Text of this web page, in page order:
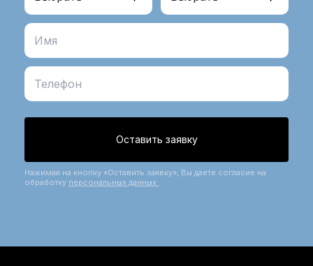
Оставить заявку
Нажимая на кнопку «Оставить заявку», Вы даете согласие на
обработку персональных данных